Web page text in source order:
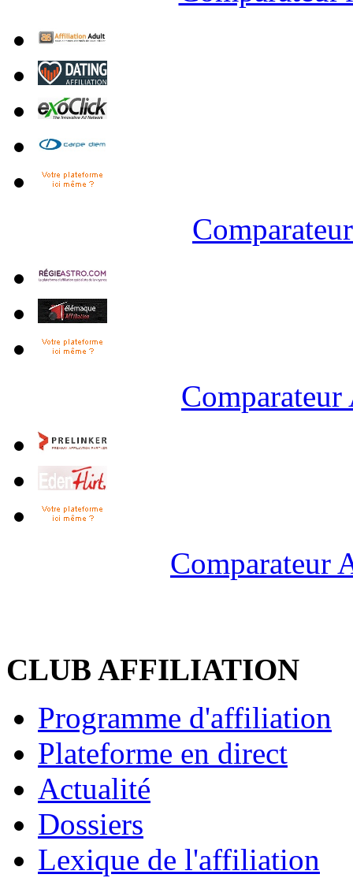
Comparateur
CLUB AFFILIATION
Programme d'affiliation
Plateforme en direct
Actualité
Dossiers
Lexique de l'affiliation